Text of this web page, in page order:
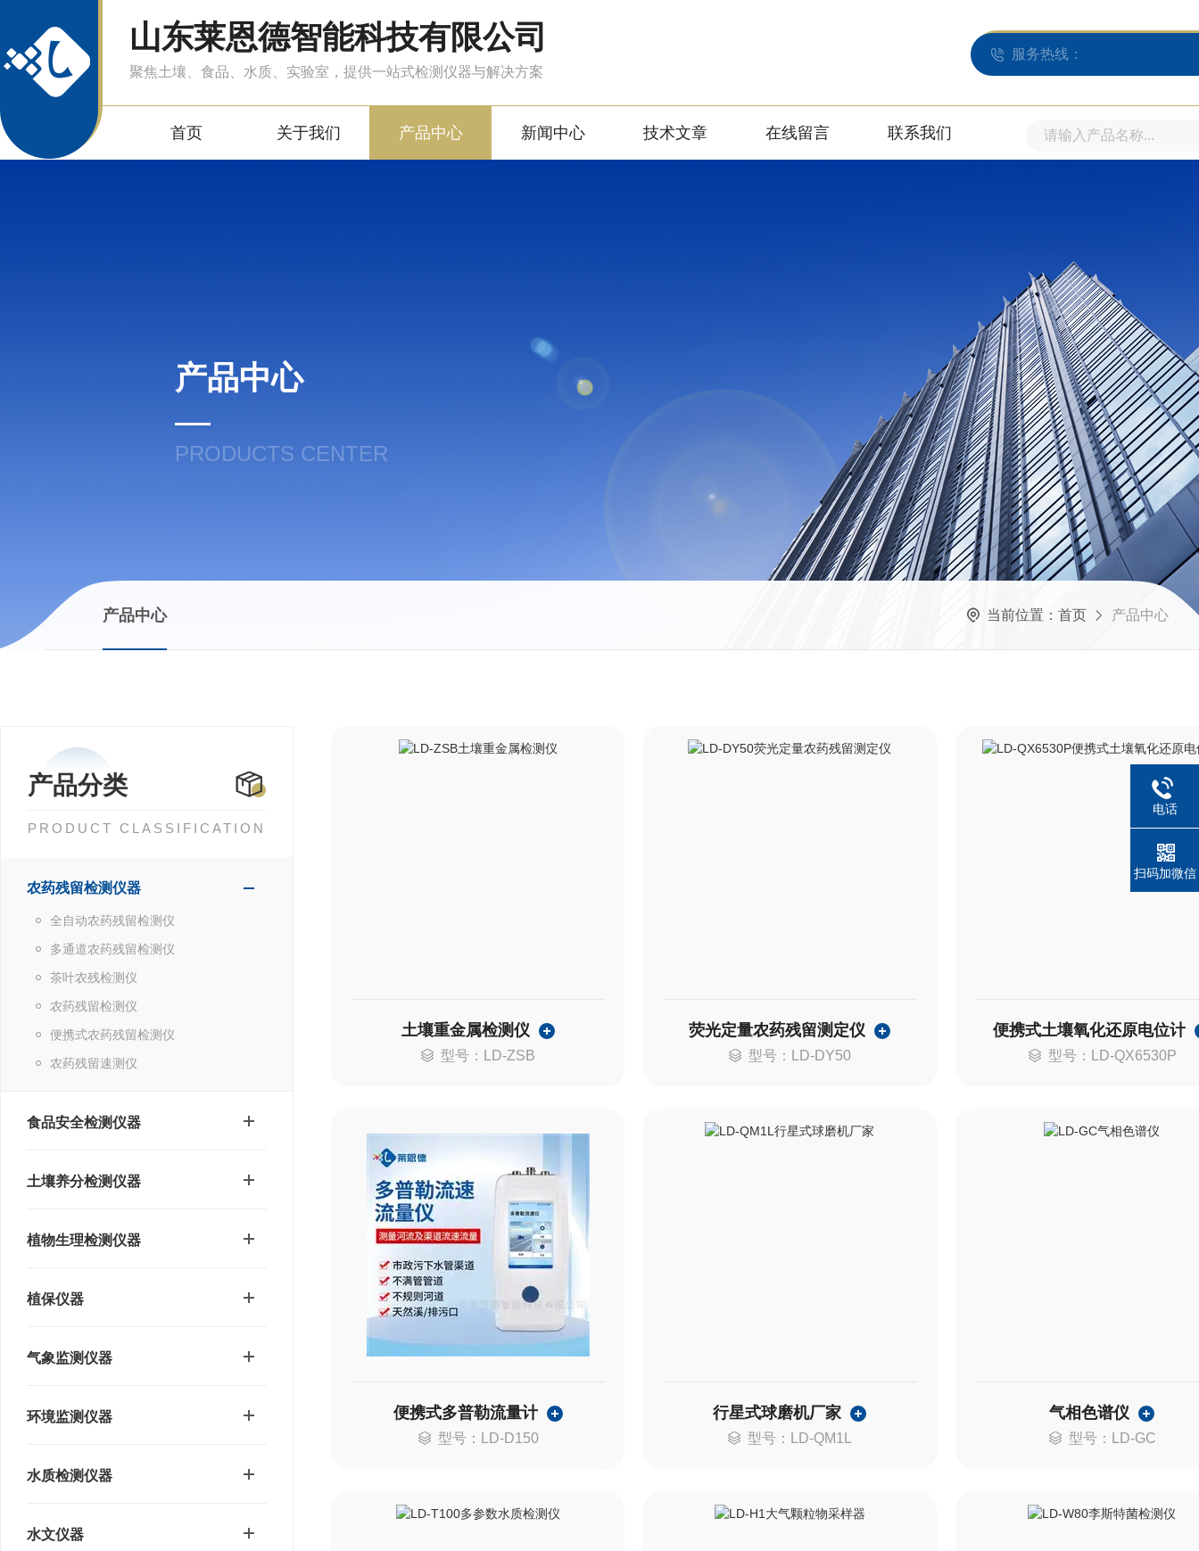
山东莱恩德智能科技有限公司
聚焦土壤、食品、水质、实验室，提供一站式检测仪器与解决方案
服务热线：
首页 关于我们 产品中心 新闻中心 技术文章 在线留言 联系我们
产品中心
PRODUCTS CENTER
产品中心 当前位置： 首页 产品中心
产品分类
PRODUCT CLASSIFICATION
农药残留检测仪器
全自动农药残留检测仪
多通道农药残留检测仪
茶叶农残检测仪
农药残留检测仪
便携式农药残留检测仪
农药残留速测仪
食品安全检测仪器
土壤养分检测仪器
植物生理检测仪器
植保仪器
气象监测仪器
环境监测仪器
水质检测仪器
水文仪器
土壤重金属检测仪
型号：LD-ZSB
荧光定量农药残留测定仪
型号：LD-DY50
便携式土壤氧化还原电位计
型号：LD-QX6530P
便携式多普勒流量计
型号：LD-D150
行星式球磨机厂家
型号：LD-QM1L
气相色谱仪
型号：LD-GC
电话
扫码加微信